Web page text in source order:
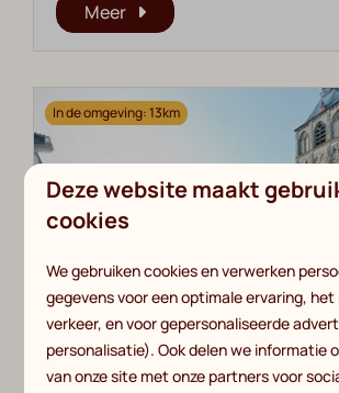
Meer
In de omgeving: 13km
Oldenzaal
Al eeuwen bepaalt de prachtige
Deze website maakt
cookies
We gebruiken cookies en verwerken
gegevens voor een optimale ervaring,
verkeer, en voor gepersonaliseerde
personalisatie). Ook delen we informatie
van onze site met onze partners voor